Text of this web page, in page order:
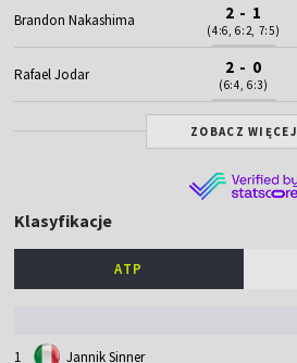
Brandon Nakashima 2 - 1
(4:6, 6:2, 7:5)
Rafael Jodar 2 - 0
(6:4, 6:3)
ZOBACZ WIĘCEJ
Klasyfikacje
ATP
1 Jannik Sinner